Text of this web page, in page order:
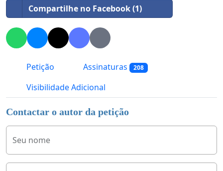
Compartilhe no Facebook (1)
Petição Assinaturas 208
Visibilidade Adicional
Contactar o autor da petição
Seu nome